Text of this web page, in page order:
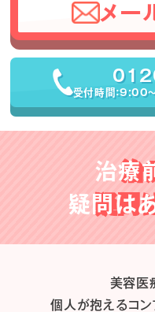
メー
受付時間：9:00
治療
疑問は
美容医
個人が抱えるコン